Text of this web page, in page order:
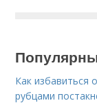
Как избавиться
рубцами